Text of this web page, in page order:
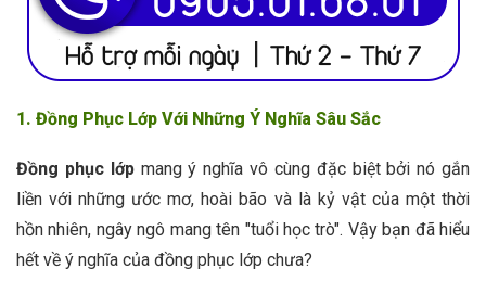
1. Đồng Phục Lớp Với Những Ý Nghĩa Sâu Sắc
Đồng phục lớp mang ý nghĩa vô cùng đặc biệt bởi nó gắn
liền với những ước mơ, hoài bão và là kỷ vật của một thời
hồn nhiên, ngây ngô mang tên "tuổi học trò". Vậy bạn đã hiểu
hết về ý nghĩa của đồng phục lớp chưa?